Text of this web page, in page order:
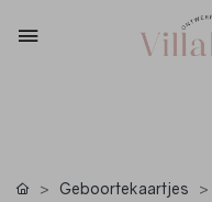
Geboortekaartjes